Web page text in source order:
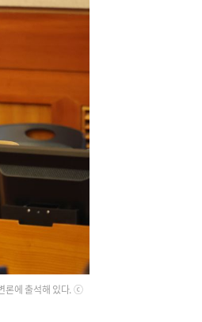
론에 출석해 있다. ⓒ